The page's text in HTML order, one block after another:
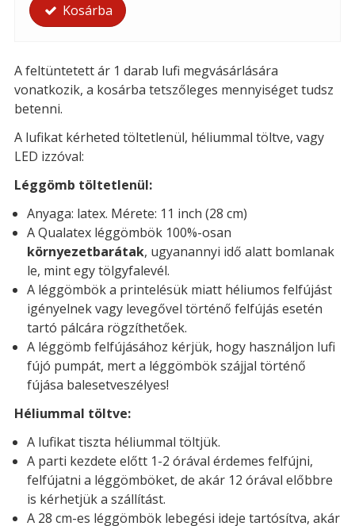
Kosárba
A feltüntetett ár 1 darab lufi megvásárlására
vonatkozik, a kosárba tetszőleges mennyiséget tudsz
betenni.
A lufikat kérheted töltetlenül, héliummal töltve, vagy
LED izzóval:
Léggömb töltetlenül:
Anyaga: latex. Mérete: 11 inch (28 cm)
A Qualatex léggömbök 100%-osan
környezetbarátak, ugyanannyi idő alatt bomlanak
le, mint egy tölgyfalevél.
A léggömbök a printelésük miatt héliumos felfújást
igényelnek vagy levegővel történő felfújás esetén
tartó pálcára rögzíthetőek.
A léggömb felfújásához kérjük, hogy használjon lufi
fújó pumpát, mert a léggömbök szájjal történő
fújása balesetveszélyes!
Héliummal töltve:
A lufikat tiszta héliummal töltjük.
A parti kezdete előtt 1-2 órával érdemes felfújni,
felfújatni a léggömböket, de akár 12 órával előbbre
is kérhetjük a szállítást.
A 28 cm-es léggömbök lebegési ideje tartósítva, akár